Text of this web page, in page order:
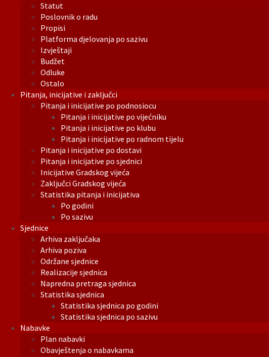
Statut
Poslovnik o radu
Propisi
Platforma djelovanja po sazivu
Izvještaji
Budžet
Odluke
Ostalo
Pitanja, inicijative i zaključci
Pitanja i inicijative po podnosiocu
Pitanja i inicijative po vijećniku
Pitanja i inicijative po klubu
Pitanja i inicijative po radnom tijelu
Pitanja i inicijative po dostavi
Pitanja i inicijative po sjednici
Inicijative Gradskog vijeća
Zaključci Gradskog vijeća
Statistika pitanja i inicijativa
Po godini
Po sazivu
Sjednice
Arhiva zaključaka
Arhiva poziva
Održane sjednice
Realizacije sjednica
Napredna pretraga sjednica
Statistika sjednica
Statistika sjednica po godini
Statistika sjednica po sazivu
Nabavke
Plan nabavki
Obavještenja o nabavkama